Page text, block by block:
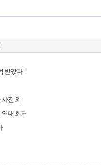
받았다＂
사진 외
대 최저